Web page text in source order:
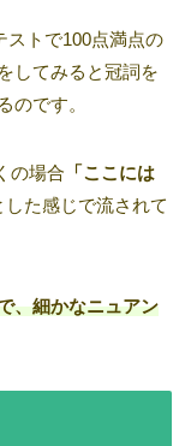
ストで100点満点の
してみると冠詞を
のです。
の場合 「ここには
した感じで流されて
、細かなニュアン